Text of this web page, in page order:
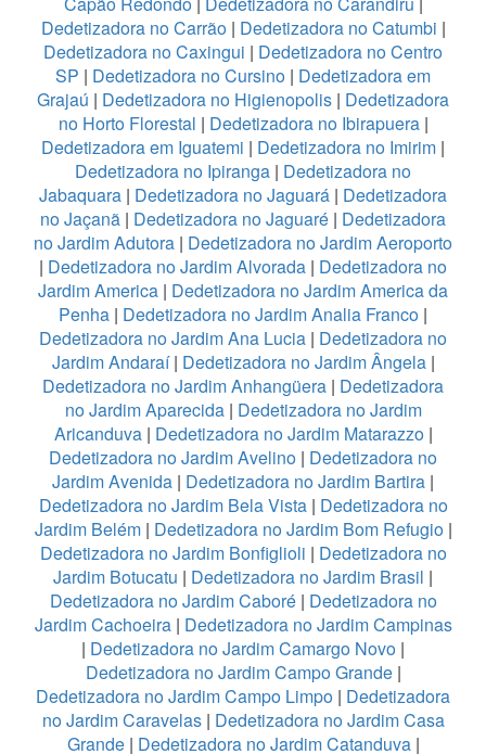
Dedetizadora no Carrão| Dedetizadora no Catumbi |
Dedetizadora no Caxingui | Dedetizadora no Centro
SP | Dedetizadora no Cursino | Dedetizadora em
Grajaú | Dedetizadora no Higienopolis | Dedetizadora
no Horto Florestal | Dedetizadora no Ibirapuera|
Dedetizadora em Iguatemi | Dedetizadora no Imirim |
Dedetizadora no Ipiranga | Dedetizadora no
Jabaquara | Dedetizadora no Jaguará | Dedetizadora
no Jaçanã | Dedetizadora no Jaguaré | Dedetizadora
no Jardim Adutora | Dedetizadora no Jardim Aeroporto
| Dedetizadora no Jardim Alvorada | Dedetizadora no
Jardim America | Dedetizadora no Jardim America da
Penha | Dedetizadora no Jardim Analia Franco |
Dedetizadora no Jardim Ana Lucia | Dedetizadora no
Jardim Andaraí| Dedetizadora no Jardim Ângela|
Dedetizadora no Jardim Anhangüera | Dedetizadora
no Jardim Aparecida| Dedetizadora no Jardim
Aricanduva| Dedetizadora no Jardim Matarazzo|
Dedetizadora no Jardim Avelino | Dedetizadora no
Jardim Avenida | Dedetizadora no Jardim Bartira |
Dedetizadora no Jardim Bela Vista| Dedetizadora no
Jardim Belém| Dedetizadora no Jardim Bom Refugio|
Dedetizadora no Jardim Bonfiglioli | Dedetizadora no
Jardim Botucatu | Dedetizadora no Jardim Brasil |
Dedetizadora no Jardim Caboré| Dedetizadora no
Jardim Cachoeira| Dedetizadora no Jardim Campinas
| Dedetizadora no Jardim Camargo Novo |
Dedetizadora no Jardim Campo Grande|
Dedetizadora no Jardim Campo Limpo | Dedetizadora
no Jardim Caravelas| Dedetizadora no Jardim Casa
Grande| Dedetizadora no Jardim Catanduva|